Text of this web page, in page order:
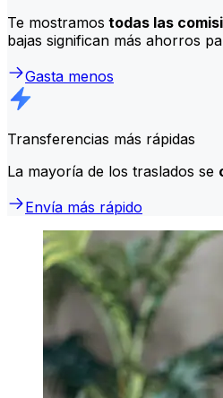
Te mostramos todas las
bajas significan más ahorros
Gasta menos
Transferencias más rápidas
La mayoría de los traslados se
Envía más rápido